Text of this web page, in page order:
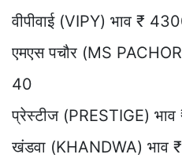
वीपीवाई (VIPY) भाव ₹
एमएस पचौर (MS
40
प्रेस्टीज (PRESTIGE)
खंडवा (KHANDWA) भाव